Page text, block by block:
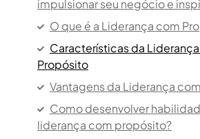
impulsionar seu negócio e
O que é a Liderança com
Características da
Propósito
Vantagens da Liderança
Como desenvolver
liderança com propósito?